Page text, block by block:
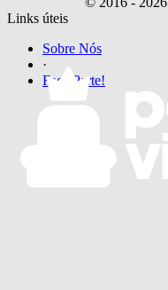
Links úteis
Sobre Nós
·
Faça Parte!